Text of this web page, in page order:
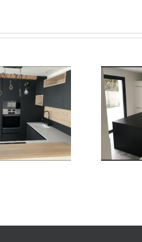
Cuisine sur mesure